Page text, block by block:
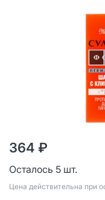
364 ₽
Осталось 5 шт.
Цена действительна при